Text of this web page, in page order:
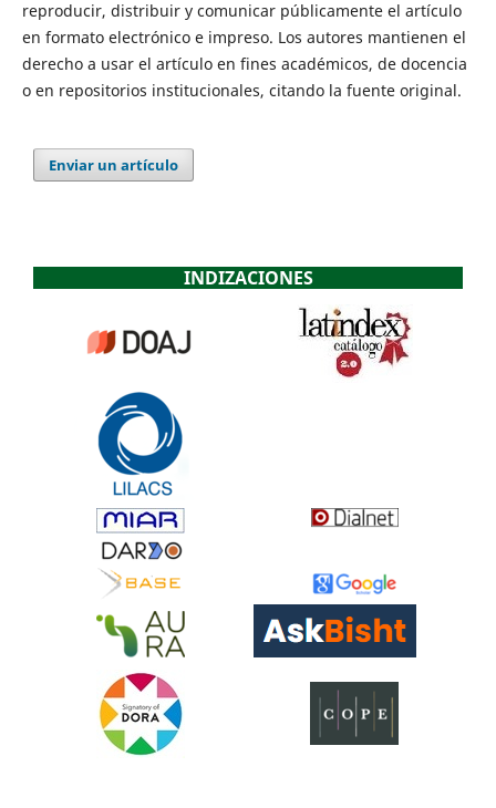
reproducir, distribuir y comunicar públicamente el artículo
en formato electrónico e impreso. Los autores mantienen el
derecho a usar el artículo en fines académicos, de docencia
o en repositorios institucionales, citando la fuente original.
Enviar un artículo
INDIZACIONES